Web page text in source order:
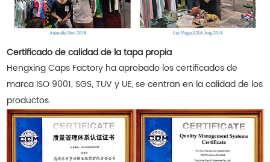
Certificado de calidad de la tapa propia
Hengxing Caps Factory ha aprobado los certificados de
marca ISO 9001, SGS, TUV y UE, se centran en la calidad de los
productos.